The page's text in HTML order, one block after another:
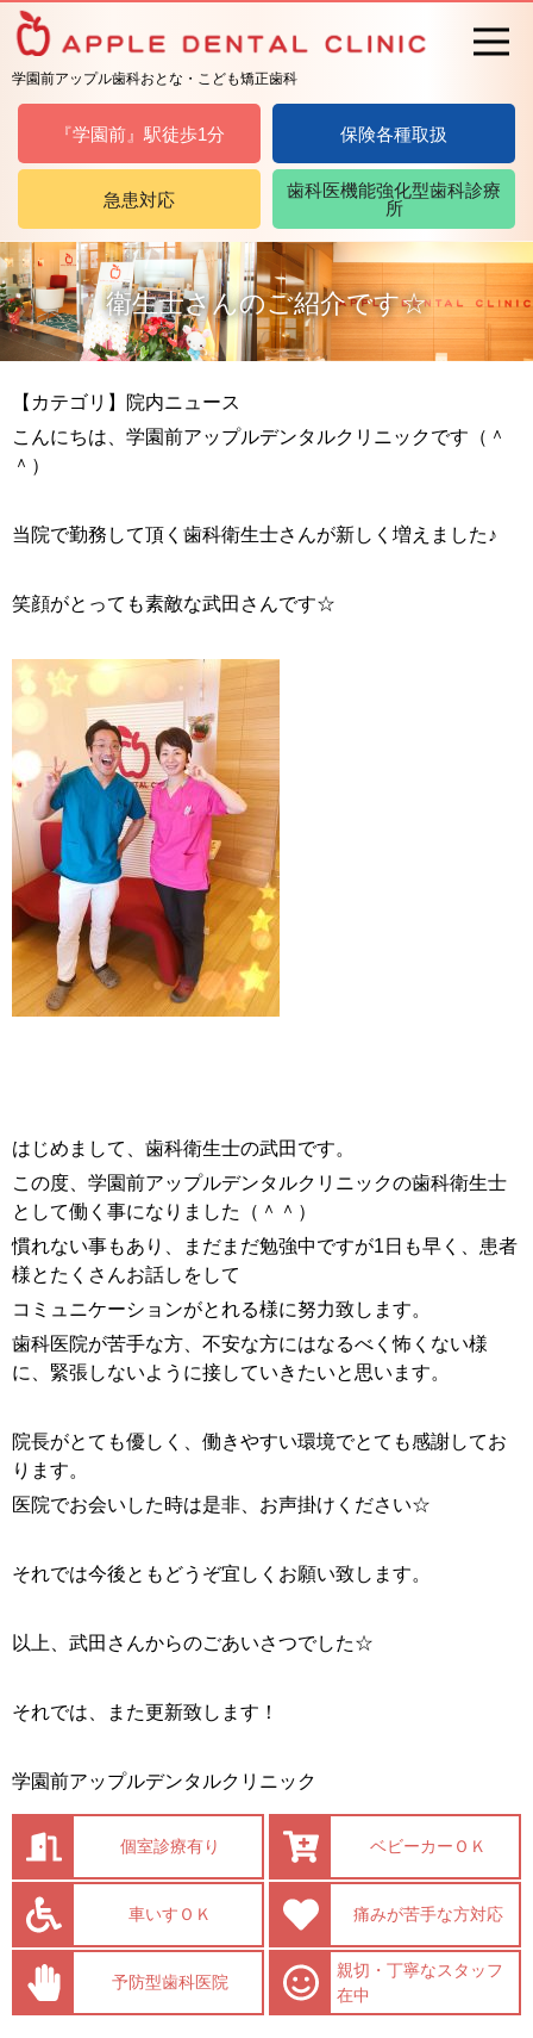
学園前アップル歯科おとな・こども矯正歯科
『学園前』駅徒歩1分
急患対応
保険各種取扱
歯科医機能強化型歯科診療
所
衛生士さんのご紹介です☆
個室診療有り ベビーカーＯＫ
車いすＯＫ 痛みが苦手な方対応
予防型歯科医院
親切・丁寧なスタッフ
在中
【カテゴリ】院内ニュース
こんにちは、学園前アップルデンタルクリニックです（＾
＾）
当院で勤務して頂く歯科衛生士さんが新しく増えました♪
笑顔がとっても素敵な武田さんです☆
はじめまして、歯科衛生士の武田です。
この度、学園前アップルデンタルクリニックの歯科衛生士
として働く事になりました（＾＾）
慣れない事もあり、まだまだ勉強中ですが1日も早く、患者
様とたくさんお話しをして
コミュニケーションがとれる様に努力致します。
歯科医院が苦手な方、不安な方にはなるべく怖くない様
に、緊張しないように接していきたいと思います。
院長がとても優しく、働きやすい環境でとても感謝してお
ります。
医院でお会いした時は是非、お声掛けください☆
それでは今後ともどうぞ宜しくお願い致します。
以上、武田さんからのごあいさつでした☆
それでは、また更新致します！
学園前アップルデンタルクリニック